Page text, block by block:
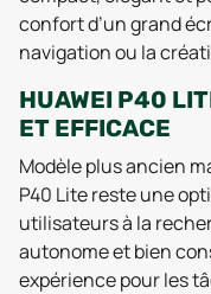
confort d’un grand
navigation ou la
HUAWEI P40
ET EFFICACE
Modèle plus ancien
P40 Lite reste une
utilisateurs à la
autonome et bien
expérience pour les